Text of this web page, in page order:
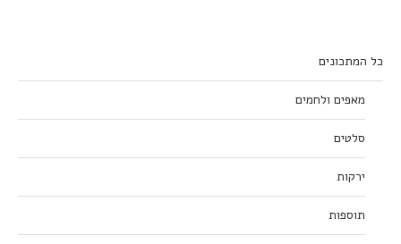
כל המתכונים
מאפים ולחמים
סלטים
ירקות
תוספות